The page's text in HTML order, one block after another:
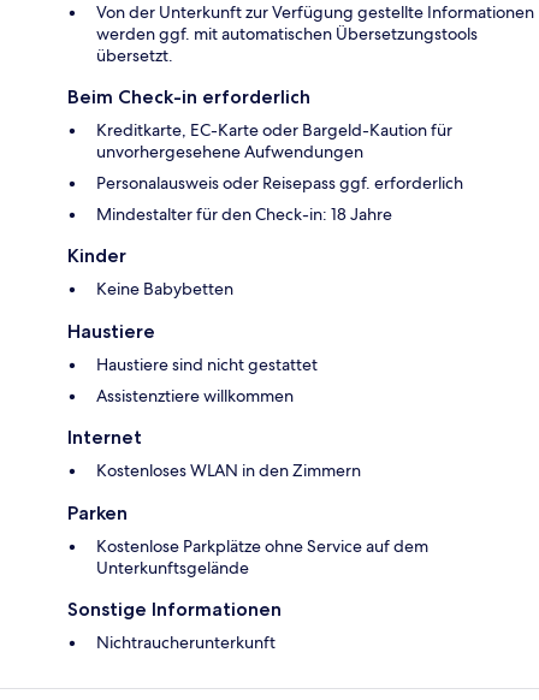
Von der Unterkunft zur Verfügung gestellte Informationen
werden ggf. mit automatischen Übersetzungstools
übersetzt.
Beim Check-in erforderlich
Kreditkarte, EC-Karte oder Bargeld-Kaution für
unvorhergesehene Aufwendungen
Personalausweis oder Reisepass ggf. erforderlich
Mindestalter für den Check-in: 18 Jahre
Kinder
Keine Babybetten
Haustiere
Haustiere sind nicht gestattet
Assistenztiere willkommen
Internet
Kostenloses WLAN in den Zimmern
Parken
Kostenlose Parkplätze ohne Service auf dem
Unterkunftsgelände
Sonstige Informationen
Nichtraucherunterkunft